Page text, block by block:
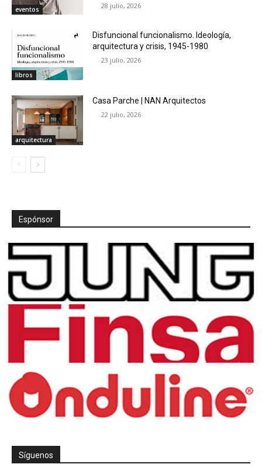
eventos 28 julio, 2026
libros
Disfuncional funcionalismo. Ideología,
arquitectura y crisis, 1945-1980
23 julio, 2026
arquitectura
Casa Parche | NAN Arquitectos
22 julio, 2026
Espónsor
Síguenos